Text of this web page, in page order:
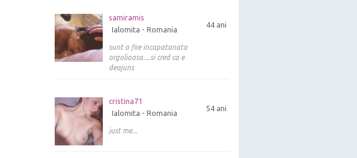
samiramis
44 ani
Ialomita - Romania
sunt o fire incapatanata
orgolioasa....si cred ca e
deajuns
cristina71
54 ani
Ialomita - Romania
just me...